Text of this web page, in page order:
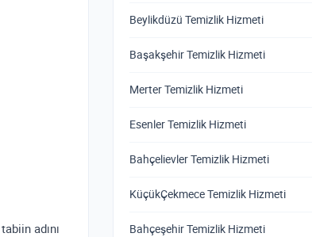
adını
Beylikdüzü Temizlik Hizmeti
Başakşehir Temizlik Hizmeti
Merter Temizlik Hizmeti
Esenler Temizlik Hizmeti
Bahçelievler Temizlik Hizmeti
KüçükÇekmece Temizlik Hizmeti
Bahçeşehir Temizlik Hizmeti